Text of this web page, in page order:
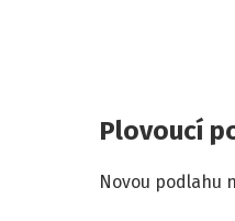
Plovoucí
Novou podlahu